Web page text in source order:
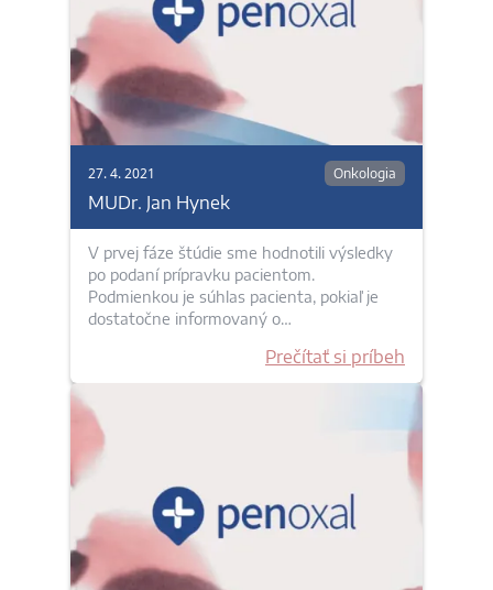
27. 4. 2021 Onkologia
MUDr. Jan Hynek
V prvej fáze štúdie sme hodnotili výsledky
po podaní prípravku pacientom.
Podmienkou je súhlas pacienta, pokiaľ je
dostatočne informovaný o…
Prečítať si príbeh